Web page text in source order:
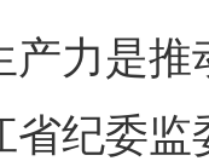
是推
省纪委